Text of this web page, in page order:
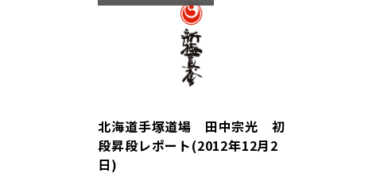
北海道手塚道場 田中宗光 初
段昇段レポート(2012年12月2
日)